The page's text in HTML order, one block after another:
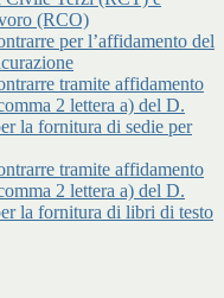
(RCO)
per l’affidamento del
tramite affidamento
2 lettera a) del D.
la fornitura di sedie per
tramite affidamento
2 lettera a) del D.
la fornitura di libri di testo